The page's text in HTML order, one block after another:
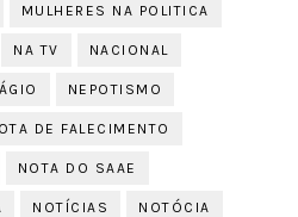
MULHERES NA POLITICA
NA TV NACIONAL
NEPOTISMO
DE FALECIMENTO
NOTA DO SAAE
NOTÍCIAS NOTÓCIA